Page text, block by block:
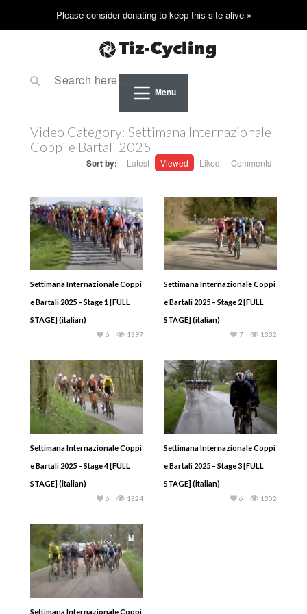
Menu
Video Category: Settimana Internazionale
Coppi e Bartali 2025
Sort by: Latest Viewed Liked Comments
Settimana Internazionale Coppi
e Bartali 2025 – Stage 1 [FULL
STAGE] (italian)
1397
6
Settimana Internazionale Coppi
e Bartali 2025 – Stage 2 [FULL
STAGE] (italian)
1332
7
Settimana Internazionale Coppi
e Bartali 2025 – Stage 4 [FULL
STAGE] (italian)
1324
6
Settimana Internazionale Coppi
e Bartali 2025 – Stage 3 [FULL
STAGE] (italian)
1302
6
Settimana Internazionale Coppi